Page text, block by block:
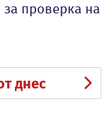
проверка на
днес